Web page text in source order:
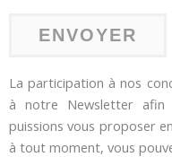
La participation à nos
à notre Newsletter
puissions vous proposer
à tout moment, vous